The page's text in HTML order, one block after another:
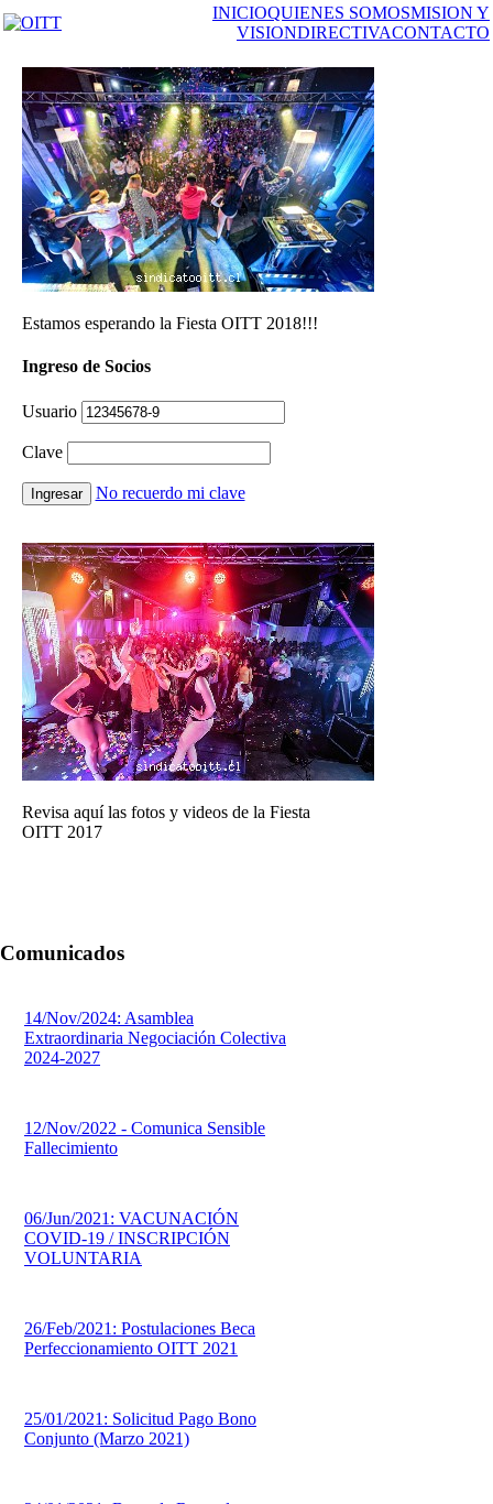
INICIOQUIENES SOMOSMISION Y
VISIONDIRECTIVACONTACTO
Estamos esperando la Fiesta OITT 2018!!!
Ingreso de Socios
Usuario
Clave
Ingresar No recuerdo mi clave
Revisa aquí las fotos y videos de la Fiesta
OITT 2017
Comunicados
14/Nov/2024: Asamblea
Extraordinaria Negociación Colectiva
2024-2027
12/Nov/2022 - Comunica Sensible
Fallecimiento
06/Jun/2021: VACUNACIÓN
COVID-19 / INSCRIPCIÓN
VOLUNTARIA
26/Feb/2021: Postulaciones Beca
Perfeccionamiento OITT 2021
25/01/2021: Solicitud Pago Bono
Conjunto (Marzo 2021)